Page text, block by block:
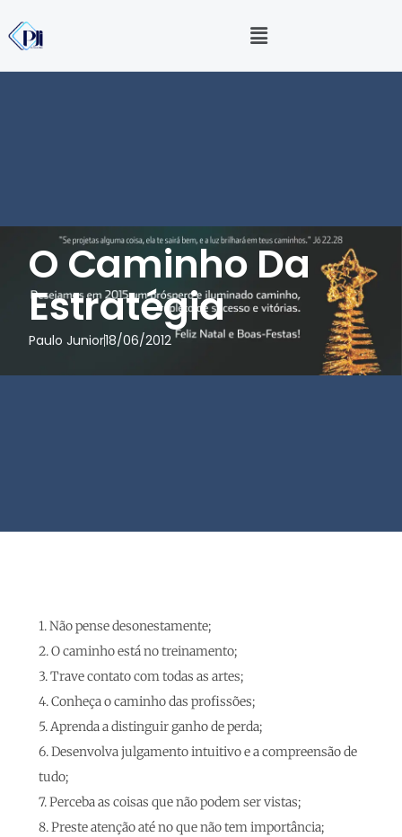
O Caminho Da
Estratégia
Paulo Junior18/06/2012
1. Não pense desonestamente;
2. O caminho está no treinamento;
3. Trave contato com todas as artes;
4. Conheça o caminho das profissões;
5. Aprenda a distinguir ganho de perda;
6. Desenvolva julgamento intuitivo e a compreensão de
tudo;
7. Perceba as coisas que não podem ser vistas;
8. Preste atenção até no que não tem importância;